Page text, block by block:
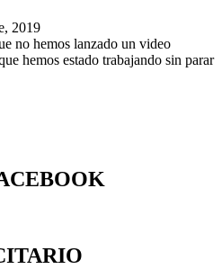
2019
no hemos lanzado un video
hemos estado trabajando sin parar